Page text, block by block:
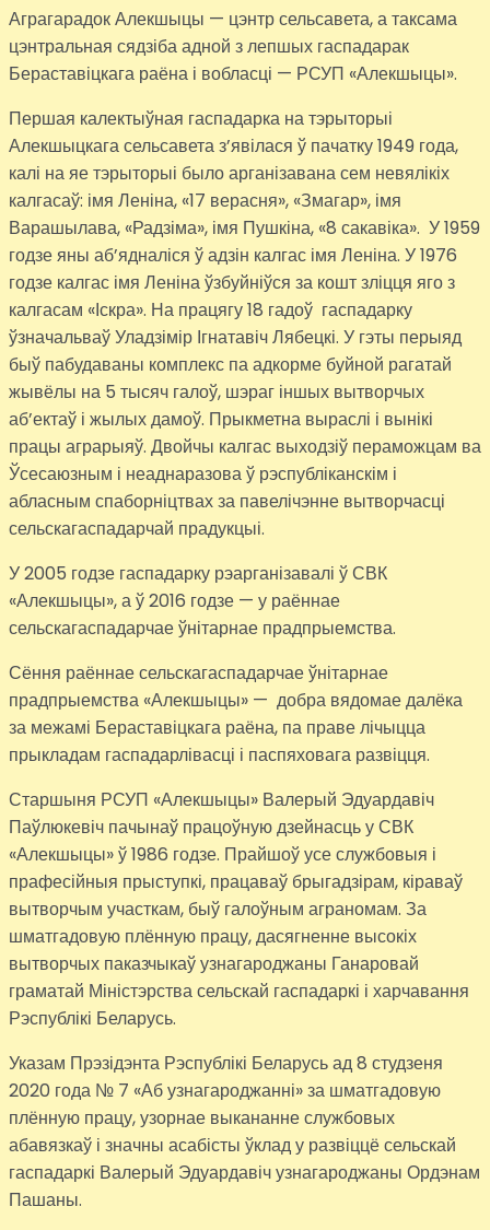
Аграгарадок Алекшыцы — цэнтр сельсавета, а таксама
цэнтральная сядзіба адной з лепшых гаспадарак
Бераставіцкага раёна і вобласці — РСУП «Алекшыцы».
Першая калектыўная гаспадарка на тэрыторыі
Алекшыцкага сельсавета з’явілася ў пачатку 1949 года,
калі на яе тэрыторыі было арганізавана сем невялікіх
калгасаў: імя Леніна, «17 верасня», «Змагар», імя
Варашылава, «Радзіма», імя Пушкіна, «8 сакавіка». У 1959
годзе яны аб’ядналіся ў адзін калгас імя Леніна. У 1976
годзе калгас імя Леніна ўзбуйніўся за кошт зліцця яго з
калгасам «Іскра». На працягу 18 гадоў гаспадарку
ўзначальваў Уладзімір Ігнатавіч Лябецкі. У гэты перыяд
быў пабудаваны комплекс па адкорме буйной рагатай
жывёлы на 5 тысяч галоў, шэраг іншых вытворчых
аб’ектаў і жылых дамоў. Прыкметна выраслі і вынікі
працы аграрыяў. Двойчы калгас выходзіў пераможцам ва
Ўсесаюзным і неаднаразова ў рэспубліканскім і
абласным спаборніцтвах за павелічэнне вытворчасці
сельскагаспадарчай прадукцыі.
У 2005 годзе гаспадарку рэарганізавалі ў СВК
«Алекшыцы», а ў 2016 годзе — у раённае
сельскагаспадарчае ўнітарнае прадпрыемства.
Сёння раённае сельскагаспадарчае ўнітарнае
прадпрыемства «Алекшыцы» — добра вядомае далёка
за межамі Бераставіцкага раёна, па праве лічыцца
прыкладам гаспадарлівасці і паспяховага развіцця.
Старшыня РСУП «Алекшыцы» Валерый Эдуардавіч
Паўлюкевіч пачынаў працоўную дзейнасць у СВК
«Алекшыцы» ў 1986 годзе. Прайшоў усе службовыя і
прафесійныя прыступкі, працаваў брыгадзірам, кіраваў
вытворчым участкам, быў галоўным аграномам. За
шматгадовую плённую працу, дасягненне высокіх
вытворчых паказчыкаў узнагароджаны Ганаровай
граматай Міністэрства сельскай гаспадаркі і харчавання
Рэспублікі Беларусь.
Указам Прэзідэнта Рэспублікі Беларусь ад 8 студзеня
2020 года № 7 «Аб узнагароджанні» за шматгадовую
плённую працу, узорнае выкананне службовых
абавязкаў і значны асабісты ўклад у развіццё сельскай
гаспадаркі Валерый Эдуардавіч узнагароджаны Ордэнам
Пашаны.